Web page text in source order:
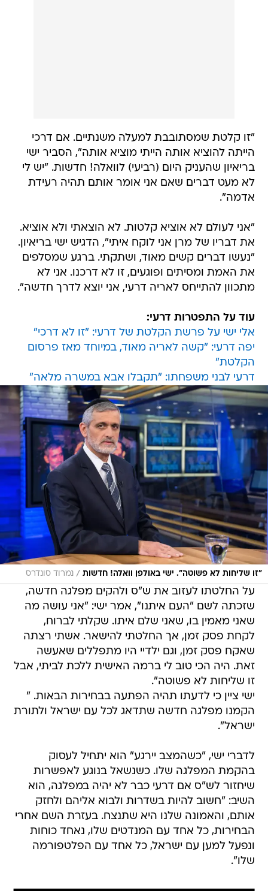
"זו קלטת שמסתובבת למעלה משנתיים. אם דרכי
הייתה להוציא אותה הייתי מוציא אותה", הסביר ישי
בריאיון שהעניק היום (רביעי) לוואלה! חדשות. "יש לי
לא מעט דברים שאם אני אומר אותם תהיה רעידת
אדמה".
"אני לעולם לא אוציא קלטות. לא הוצאתי ולא אוציא.
את דבריו של מרן אני לוקח איתי", הדגיש ישי בריאיון.
"נעשו דברים קשים מאוד, ושתקתי. ברגע שמסלפים
את האמת ומסיתים ופוגעים, זו לא דרכנו. אני לא
מתכוון להתייחס לאריה דרעי, אני יוצא לדרך חדשה".
עוד על התפטרות דרעי:
אלי ישי על פרשת הקלטת של דרעי: "זו לא דרכי"
יפה דרעי: "קשה לאריה מאוד, במיוחד מאז פרסום
הקלטת"
דרעי לבני משפחתו: "תקבלו אבא במשרה מלאה"
"זו שליחות לא פשוטה". ישי באולפן וואלה! חדשות / נמרוד סונדרס
על החלטתו לעזוב את ש"ס ולהקים מפלגה חדשה,
שזכתה לשם "העם איתנו", אמר ישי: "אני עושה מה
שאני מאמין בו, שאני שלם איתו. שקלתי לברוח,
לקחת פסק זמן, אך החלטתי להישאר. אשתי רצתה
שאקח פסק זמן, וגם ילדיי היו מתפללים שאעשה
זאת. היה הכי טוב לי ברמה האישית ללכת לביתי, אבל
זו שליחות לא פשוטה".
ישי ציין כי לדעתו תהיה הפתעה בבחירות הבאות. "
הקמנו מפלגה חדשה שתדאג לכל עם ישראל ולתורת
ישראל".
לדברי ישי, "כשהמצב יירגע" הוא יתחיל לעסוק
בהקמת המפלגה שלו. כשנשאל בנוגע לאפשרות
שיחזור לש"ס אם דרעי כבר לא יהיה במפלגה, הוא
השיב: "חשוב להיות בשדרות ולבוא אליהם ולחזק
אותם, והאמונה שלנו היא שתנצח. בעזרת השם אחרי
הבחירות, כל אחד עם המנדטים שלו, נאחד כוחות
ונפעל למען עם ישראל, כל אחד עם הפלטפורמה
שלו".